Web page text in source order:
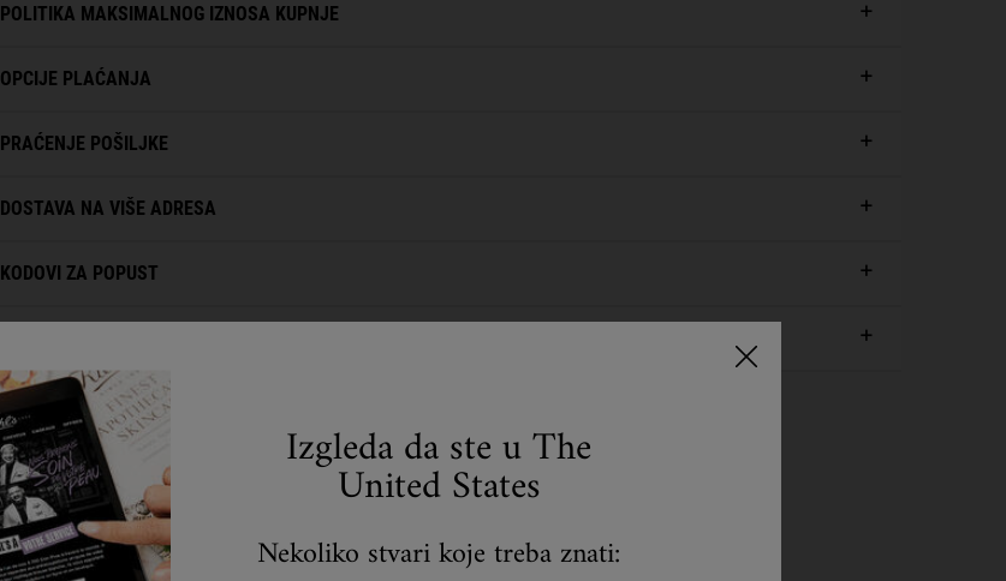
POLITIKA MAKSIMALNOG IZNOSA KUPNJE
OPCIJE PLAĆANJA
PRAĆENJE POŠILJKE
DOSTAVA NA VIŠE ADRESA
KODOVI ZA POPUST
Izgleda da ste u The
United States
Nekoliko stvari koje treba znati: